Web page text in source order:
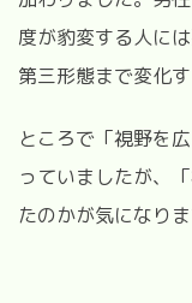
度が豹変する人に
第三形態まで変化す
ところで「視野を
っていましたが、
たのかが気になりま